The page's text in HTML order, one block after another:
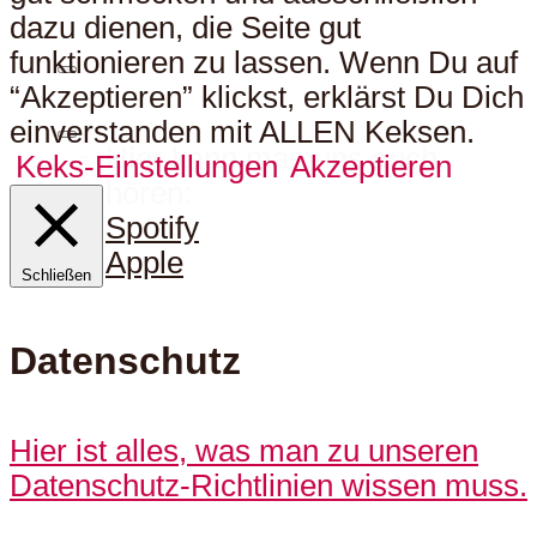
Hier kann man uns auch
Spotify
Apple
dazu dienen, die Seite gut
funktionieren zu lassen. Wenn Du auf
“Akzeptieren” klickst, erklärst Du Dich
einverstanden mit ALLEN Keksen.
Keks-Einstellungen Akzeptieren
Schließen
Datenschutz
Hier ist alles, was man zu unseren
Datenschutz-Richtlinien wissen muss.